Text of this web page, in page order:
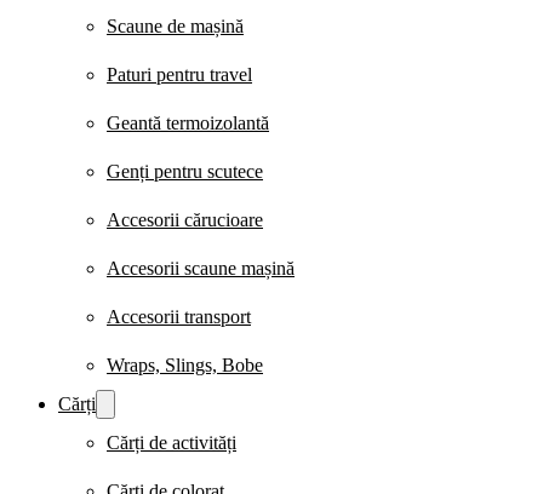
Scaune de mașină
Paturi pentru travel
Geantă termoizolantă
Genți pentru scutece
Accesorii cărucioare
Accesorii scaune mașină
Accesorii transport
Wraps, Slings, Bobe
Cărți
Cărți de activități